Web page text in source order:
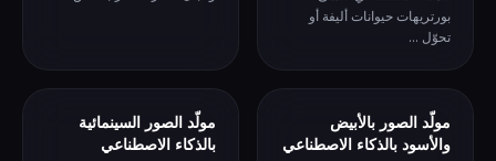
بورتريهات حيوانات أليفة أو
تحوّل ...
مولّد الصور بالأبيض
والأسود بالذكاء الاصطناعي
مولّد الصور السينمائية
بالذكاء الاصطناعي